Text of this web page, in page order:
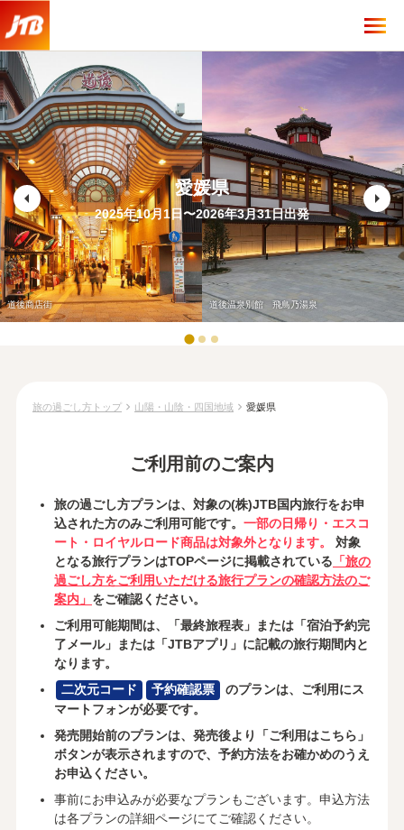
道後商店街 道後温泉別館 飛鳥乃湯泉
arrow_left arrow_right
愛媛県
2025年10月1日〜2026年3月31日出発
旅の過ごし方トップ chevron_right 山陽・山陰・四国地域 chevron_right 愛媛県
ご利用前のご案内
旅の過ごし方プランは、対象の(株)JTB国内旅行をお申
込された方のみご利用可能です。 一部の日帰り・エスコ
ート・ロイヤルロード商品は対象外となります。
対象
となる旅行プランはTOPページに掲載されている 「旅の
過ごし方をご利用いただける旅行プランの確認方法のご
案内」 をご確認ください。
ご利用可能期間は、「最終旅程表」または「宿泊予約完
了メール」または「JTBアプリ」に記載の旅行期間内と
なります。
二次元コード
予約確認票
のプランは、ご利用にス
マートフォンが必要です。
発売開始前のプランは、発売後より「ご利用はこちら」
ボタンが表示されますので、予約方法をお確かめのうえ
お申込ください。
事前にお申込みが必要なプランもございます。申込方法
は各プランの詳細ページにてご確認ください。